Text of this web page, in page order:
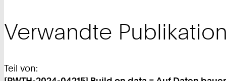
Verwandte
Teil von: